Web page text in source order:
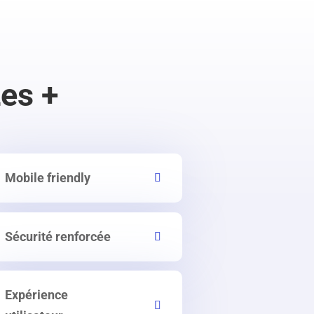
+
Mobile friendly
Sécurité renforcée
Expérience